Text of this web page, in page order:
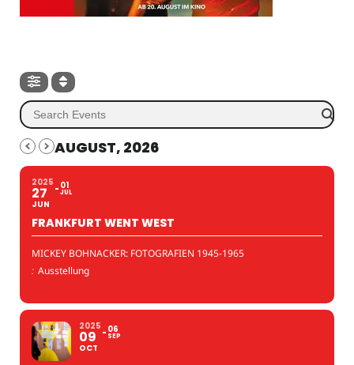
AUGUST, 2026
2025
27
JUN
01
JUL
FRANKFURT WENT WEST
MICKEY BOHNACKER: FOTOGRAFIEN 1945-1965
: Ausstellung
2025
09
OCT
06
SEP